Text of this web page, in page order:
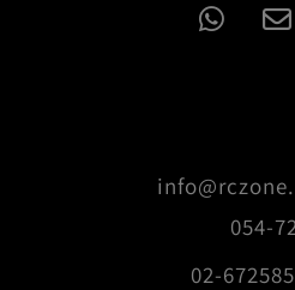
054-
02-